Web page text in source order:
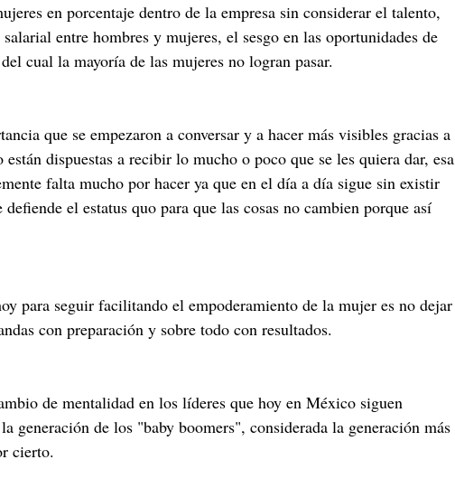
en porcentaje dentro de la empresa sin considerar el talento,
entre hombres y mujeres, el sesgo en las oportunidades de
cual la mayoría de las mujeres no logran pasar.
que se empezaron a conversar y a hacer más visibles gracias a
dispuestas a recibir lo mucho o poco que se les quiera dar, esa
falta mucho por hacer ya que en el día a día sigue sin existir
el estatus quo para que las cosas no cambien porque así
para seguir facilitando el empoderamiento de la mujer es no dejar
con preparación y sobre todo con resultados.
de mentalidad en los líderes que hoy en México siguen
generación de los "baby boomers", considerada la generación más
cierto.